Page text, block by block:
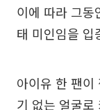
이에 따라 그동
태 미인임을 입
아이유 한 팬이
기 없는 얼굴로